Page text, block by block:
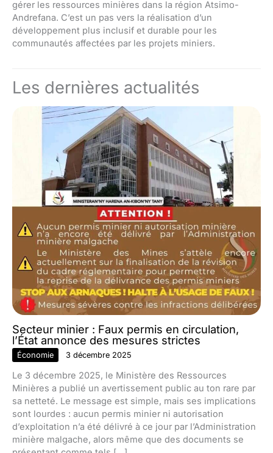
gérer les ressources minières dans la région Atsimo-
Andrefana. C’est un pas vers la réalisation d’un
développement plus inclusif et durable pour les
communautés affectées par les projets miniers.
Les dernières actualités
Secteur minier : Faux permis en circulation,
l’État annonce des mesures strictes
Économie 3 décembre 2025
Le 3 décembre 2025, le Ministère des Ressources
Minières a publié un avertissement public au ton rare par
sa netteté. Le message est simple, mais ses implications
sont lourdes : aucun permis minier ni autorisation
d’exploitation n’a été délivré à ce jour par l’Administration
minière malgache, alors même que des documents se